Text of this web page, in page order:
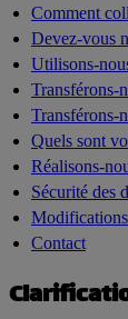
Comment
Devez-vous
Utilisons-
Transférons-
Transférons-
Quels sont
Réalisons-
Sécurité des
Contact